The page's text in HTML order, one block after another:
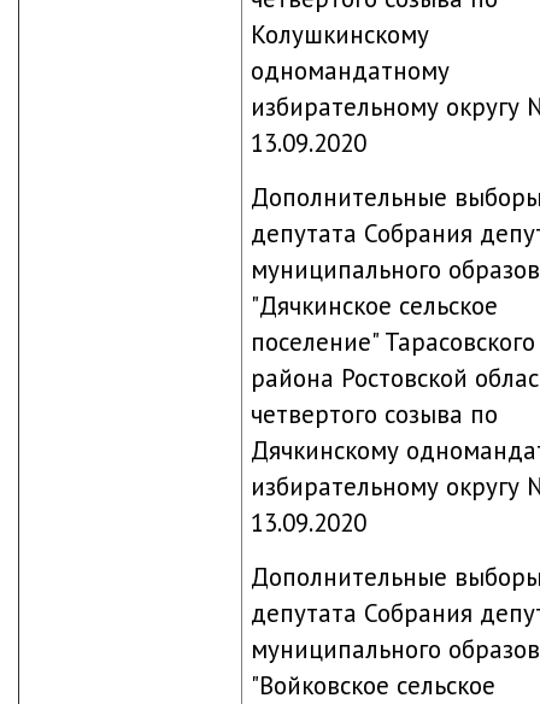
Колушкинскому
одномандатному
избирательному округу
13.09.2020
Дополнительные
депутата Собрания
муниципального
"Дячкинское сельское
поселение" Тарасовского
района Ростовской
четвертого созыва по
Дячкинскому
избирательному округу
13.09.2020
Дополнительные
депутата Собрания
муниципального
"Войковское сельское